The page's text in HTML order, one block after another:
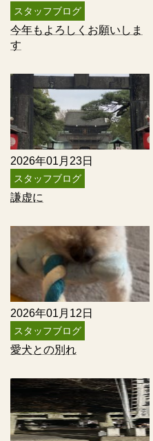
スタッフブログ
今年もよろしくお願いしま
す
2026年01月23日
スタッフブログ
謙虚に
2026年01月12日
スタッフブログ
愛犬との別れ